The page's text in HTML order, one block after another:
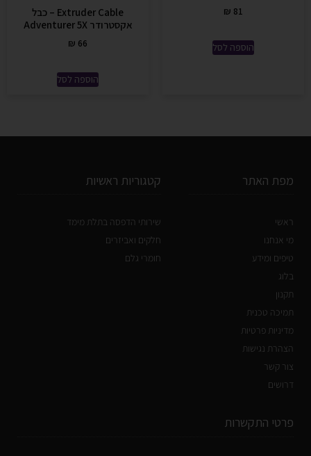
₪ 81
הוספה לסל
Extruder Cable – כבל
אקסטרודר Adventurer 5X
₪ 66
הוספה לסל
מפת האתר
ראשי
מי אנחנו
טיפים ומידע
בלוג
תקנון
תמיכה טכנית
מדיניות פרטיות
הצהרת נגישות
צור קשר
דרושים
קטגוריות ראשיות
שירותי הדפסה בתלת מימד
חלקים ואביזרים
חומרי גלם
פרטי התקשרות